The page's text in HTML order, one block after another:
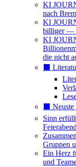
KI
nach
KI
billiger —
KI
die nicht
⬛️
⬛️
Sinn
Gruppen
Ein Herz
und